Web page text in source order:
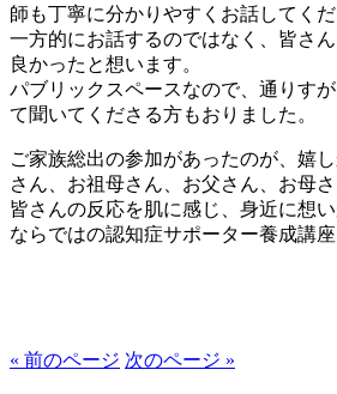
師も丁寧に分かりやすくお話してくだ
一方的にお話するのではなく、皆さん
良かったと想います。
パブリックスペースなので、通りす
て聞いてくださる方もおりました。
ご家族総出の参加があったのが、嬉
さん、お祖母さん、お父さん、お母さ
皆さんの反応を肌に感じ、身近に想
ならではの認知症サポーター養成講座
« 前のページ 次のページ »